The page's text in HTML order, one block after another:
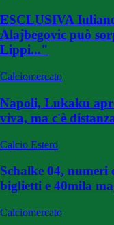
ESCLUSIVA
Alajbegovic può
Lippi..."
Calciomercato
Napoli, Lukaku
viva, ma c'è
Calcio Estero
Schalke 04,
biglietti e 40mila
Calciomercato